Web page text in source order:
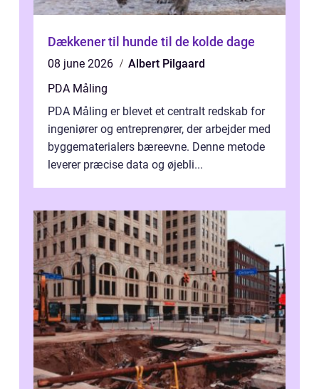
Dækkener til hunde til de kolde dage
08 june 2026
Albert Pilgaard
PDA Måling
PDA Måling er blevet et centralt redskab for
ingeniører og entreprenører, der arbejder med
byggematerialers bæreevne. Denne metode
leverer præcise data og øjebli...